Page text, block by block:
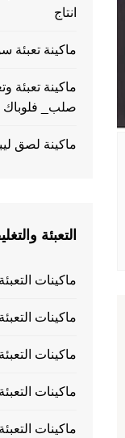
انتاج
ماكينة تعبئة
ماكينة تعبئة
صلب_ فلوباك
ماكينة لصق
التعبئة
ماكينات
ماكينات
ماكينات
ماكينات
ماكينات